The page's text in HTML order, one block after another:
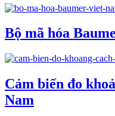
Bộ mã hóa
Cảm biến đo
Nam